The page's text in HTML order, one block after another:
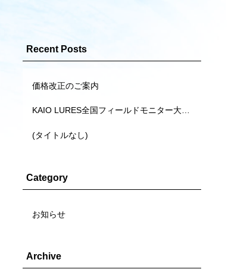
Recent Posts
価格改正のご案内
KAIO LURES全国フィールドモニター大募集
(タイトルなし)
Category
お知らせ
Archive